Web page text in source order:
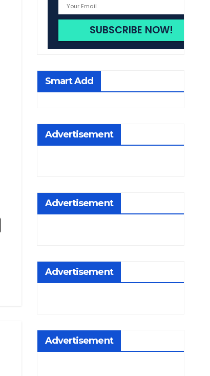
Smart Add
Advertisement
Advertisement
Advertisement
Advertisement